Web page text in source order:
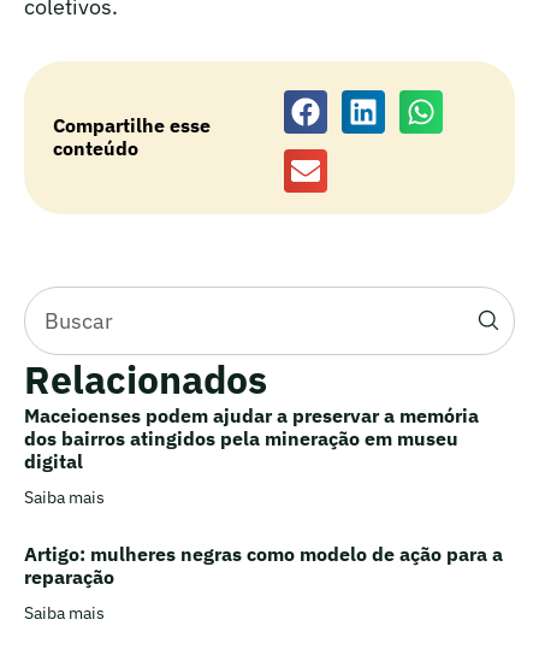
coletivos.
Compartilhe esse
conteúdo
Relacionados
Maceioenses podem ajudar a preservar a memória
dos bairros atingidos pela mineração em museu
digital
Saiba mais
Artigo: mulheres negras como modelo de ação para a
reparação
Saiba mais